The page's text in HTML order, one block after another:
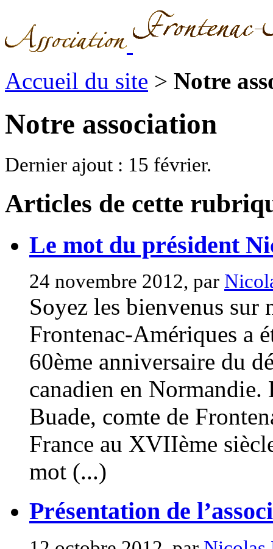
Accueil du site > Notre
Notre association
Dernier ajout : 15 février.
Articles de cette
Le mot du président
24 novembre 2012, par
Soyez les bienvenus sur
Frontenac-Amériques a
60ème anniversaire du
canadien en
Buade, comte de
France au XVIIème
mot (...)
Présentation de